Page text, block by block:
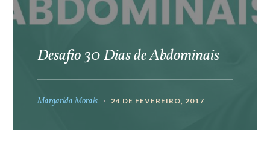
Desafio 30 Dias de Abdominais
Margarida Morais 24 DE FEVEREIRO, 2017